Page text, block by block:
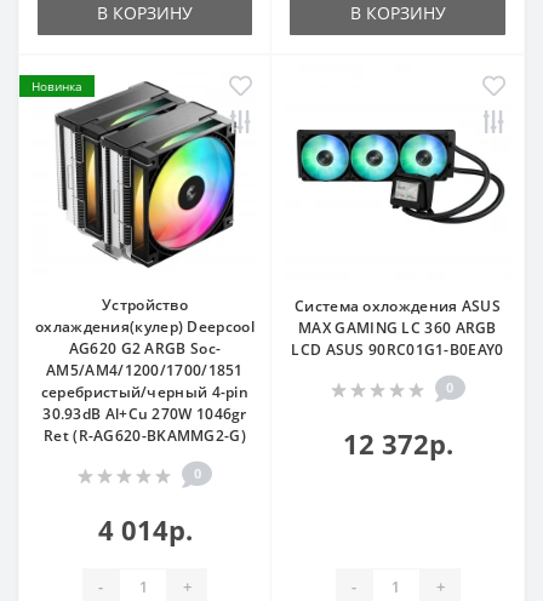
В КОРЗИНУ В КОРЗИНУ
Новинка
Устройство
охлаждения(кулер) Deepcool
AG620 G2 ARGB Soc-
AM5/AM4/1200/1700/1851
серебристый/черный 4-pin
30.93dB Al+Cu 270W 1046gr
Ret (R-AG620-BKAMMG2-G)
0
4 014р.
- +
Система охлождения ASUS
MAX GAMING LC 360 ARGB
LCD ASUS 90RC01G1-B0EAY0
0
12 372р.
- +